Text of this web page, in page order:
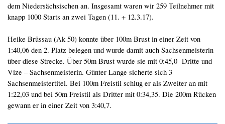
dem Niedersächsischen an. Insgesamt waren wir 259 Teilnehmer mit
knapp 1000 Starts an zwei Tagen (11. + 12.3.17).
Heike Brüssau (Ak 50) konnte über 100m Brust in einer Zeit von
1:40,06 den 2. Platz belegen und wurde damit auch Sachsenmeisterin
über diese Strecke. Über 50m Brust wurde sie mit 0:45,0 Dritte und
Vize – Sachsenmeisterin. Günter Lange sicherte sich 3
Sachsenmeistertitel. Bei 100m Freistil schlug er als Zweiter an mit
1:22,03 und bei 50m Freistil als Dritter mit 0:34,35. Die 200m Rücken
gewann er in einer Zeit von 3:40,7.